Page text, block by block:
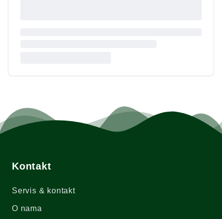
Kontakt
Servis & kontakt
O nama